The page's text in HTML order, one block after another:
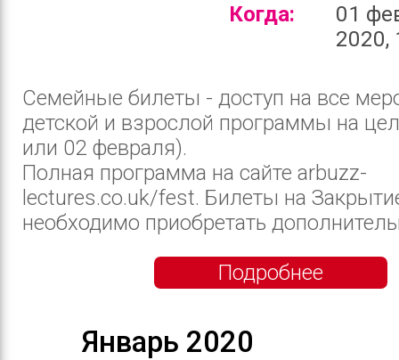
Когда:
01
2020,
Семейные билеты - доступ на все
детской и взрослой программы на
или 02 февраля).
Полная программа на сайте arbuzz-
lectures.co.uk/fest. Билеты на
необходимо приобретать
Подробнее
Январь 2020